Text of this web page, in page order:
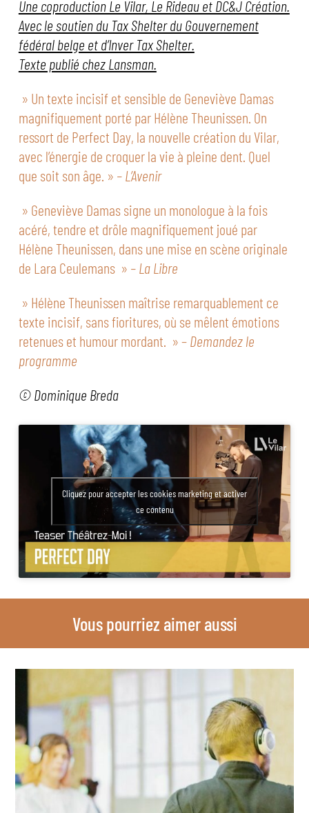
Une coproduction Le Vilar, Le Rideau et DC&J Création.
Avec le soutien du Tax Shelter du Gouvernement
fédéral belge et d’Inver Tax Shelter.
Texte publié chez Lansman.
» Un texte incisif et sensible de Geneviève Damas
magnifiquement porté par Hélène Theunissen. On
ressort de Perfect Day, la nouvelle création du Vilar,
avec l’énergie de croquer la vie à pleine dent. Quel
que soit son âge. » – L’Avenir
» Geneviève Damas signe un monologue à la fois
acéré, tendre et drôle magnifiquement joué par
Hélène Theunissen, dans une mise en scène originale
de Lara Ceulemans » – La Libre
» Hélène Theunissen maîtrise remarquablement ce
texte incisif, sans fioritures, où se mêlent émotions
retenues et humour mordant. » –Demandez le
programme
© Dominique Breda
Cliquez pour accepter les cookies marketing et activer
ce contenu
Vous pourriez aimer aussi